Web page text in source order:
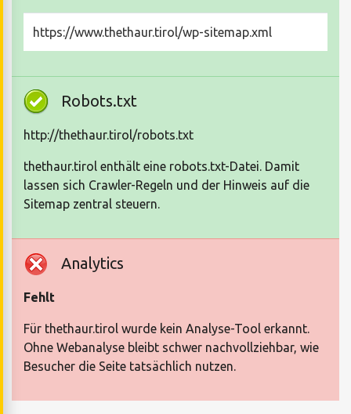
https://www.thethaur.tirol/wp-sitemap.xml
Robots.txt
http://thethaur.tirol/robots.txt
thethaur.tirol enthält eine robots.txt-Datei. Damit
lassen sich Crawler-Regeln und der Hinweis auf die
Sitemap zentral steuern.
Analytics
Fehlt
Für thethaur.tirol wurde kein Analyse-Tool erkannt.
Ohne Webanalyse bleibt schwer nachvollziehbar, wie
Besucher die Seite tatsächlich nutzen.